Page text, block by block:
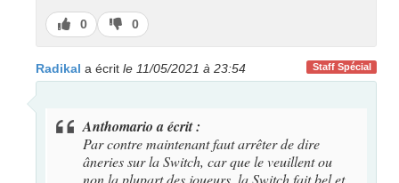
J’aime
0
J’aime
pas
0
Staff Spécial
Radikal a écrit le 11/05/2021 à 23:54
Anthomario a écrit :
Par contre maintenant faut arrêter de dire
âneries sur la Switch, car que le veuillent ou
non la plupart des joueurs, la Switch fait bel et